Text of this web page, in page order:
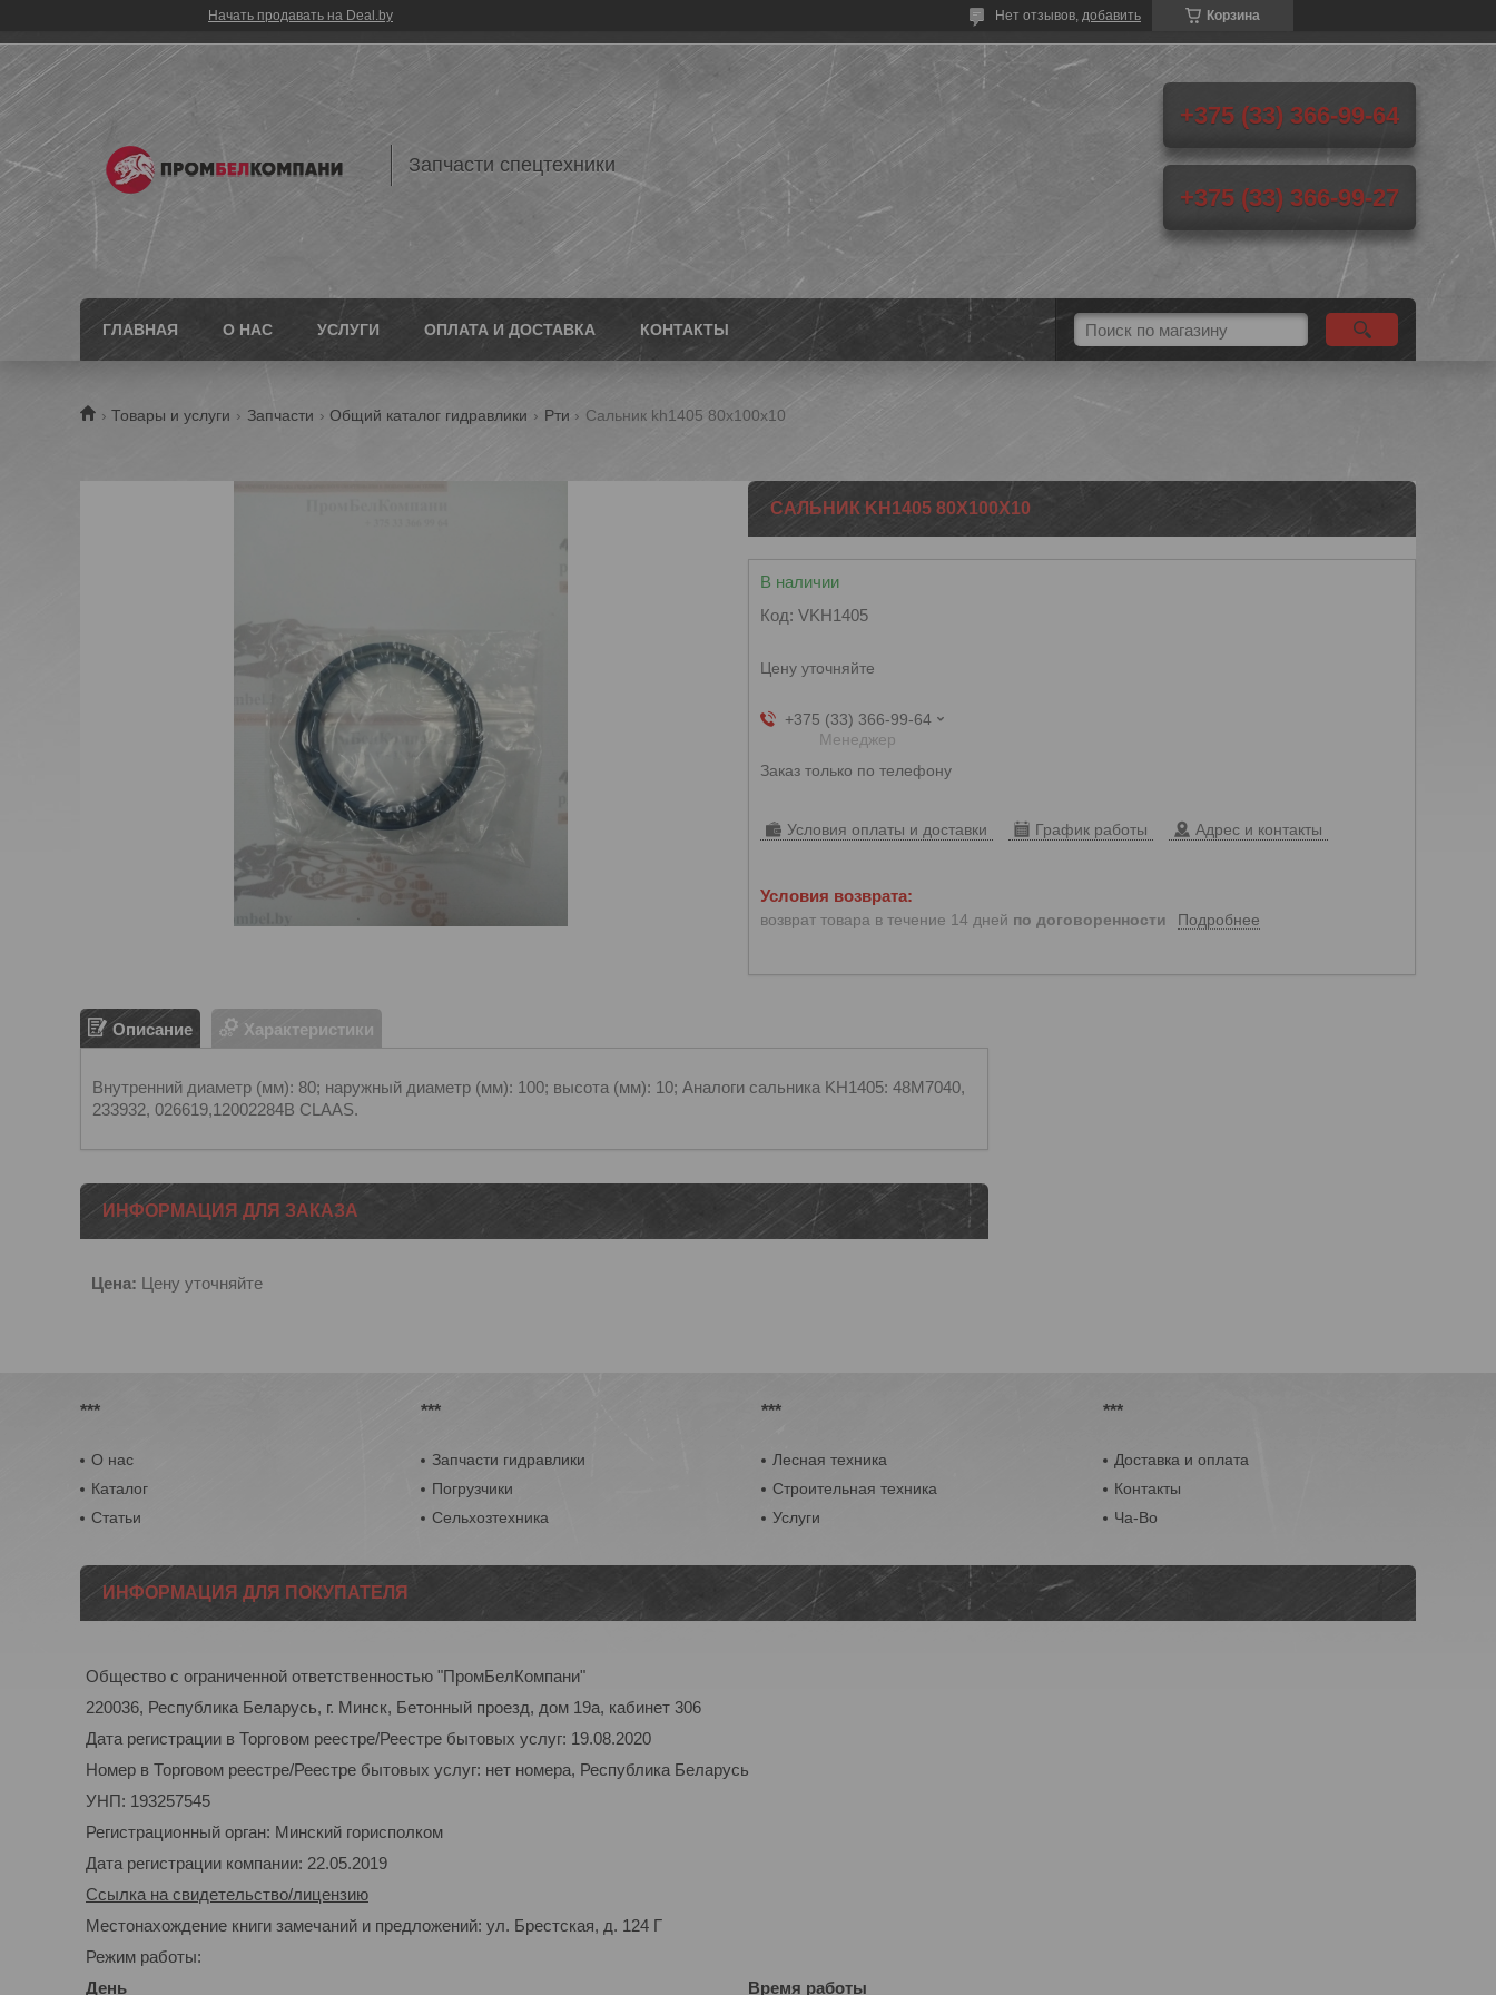
Начать продавать на Deal.by Корзина
Нет отзывов, добавить
Запчасти спецтехники
+375 (33) 366-99-64
+375 (33) 366-99-27
ГЛАВНАЯ О НАС УСЛУГИ ОПЛАТА И ДОСТАВКА КОНТАКТЫ
Товары и услуги Запчасти Общий каталог гидравлики Рти Сальник kh1405 80х100х10
САЛЬНИК KH1405 80Х100Х10
В наличии
Код: VKH1405
Цену уточняйте
+375 (33) 366-99-64
Менеджер
Заказ только по телефону
Условия оплаты и доставки График работы Адрес и контакты
возврат товара в течение 14 дней по договоренности Подробнее
Описание Характеристики
Внутренний диаметр (мм): 80; наружный диаметр (мм): 100; высота (мм): 10; Аналоги сальника KH1405: 48M7040,
233932, 026619,12002284B CLAAS.
ИНФОРМАЦИЯ ДЛЯ ЗАКАЗА
Цена: Цену уточняйте
***
О нас
Каталог
Статьи
***
Запчасти гидравлики
Погрузчики
Сельхозтехника
***
Лесная техника
Строительная техника
Услуги
***
Доставка и оплата
Контакты
Ча-Во
ИНФОРМАЦИЯ ДЛЯ ПОКУПАТЕЛЯ
Общество с ограниченной ответственностью "ПромБелКомпани"
220036, Республика Беларусь, г. Минск, Бетонный проезд, дом 19а, кабинет 306
Дата регистрации в Торговом реестре/Реестре бытовых услуг: 19.08.2020
Номер в Торговом реестре/Реестре бытовых услуг: нет номера, Республика Беларусь
УНП: 193257545
Регистрационный орган: Минский горисполком
Дата регистрации компании: 22.05.2019
Ссылка на свидетельство/лицензию
Местонахождение книги замечаний и предложений: ул. Брестская, д. 124 Г
Режим работы:
День
Время работы